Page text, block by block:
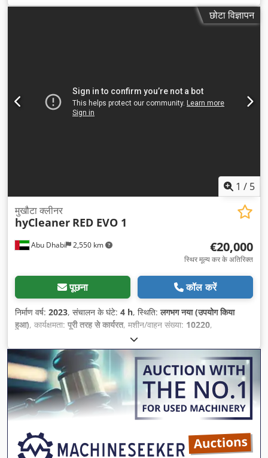
छोटा विज्ञापन
1 / 5
Abu Dhabi 2,550 km
मुखौटा क्लीनर
hyCleaner RED EVO 1
€20,000
स्थिर मूल्य कर के अतिरिक्त
पूछना कॉल करें
निर्माण वर्ष: 2023, संचालन के घंटे: 4 h, स्थिति:लगभग नया (उपयोग किया
हुआ), कार्यक्षमता: पूरी तरह से कार्यरत, मशीन/वाहन संख्या: 10220,